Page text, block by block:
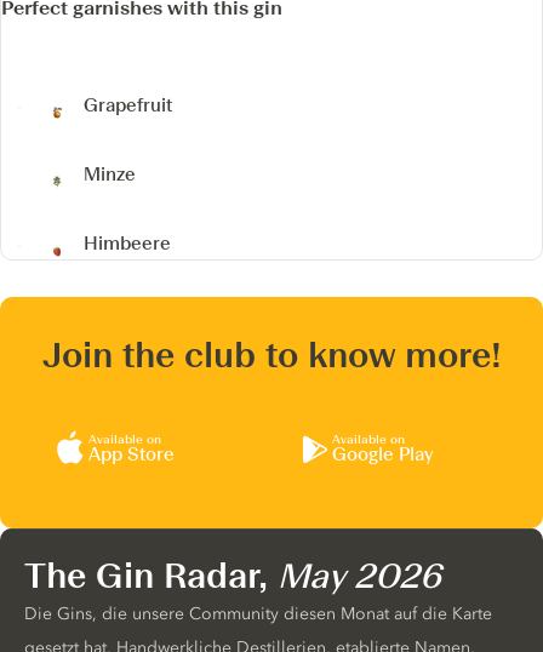
Perfect garnishes with this gin
Grapefruit
Minze
Himbeere
Join the club to know more!
Available on
App Store
Available on
Google Play
The Gin Radar, May 2026
Die Gins, die unsere Community diesen Monat auf die Karte
gesetzt hat. Handwerkliche Destillerien, etablierte Namen,